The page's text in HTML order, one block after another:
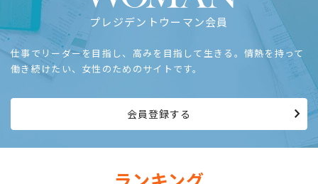
プレジデントウーマン会員
仕事でリーダーを目指し、高みを目指して生きる。情熱を持って
働き続けたい、女性のためのサイトです。
会員登録する